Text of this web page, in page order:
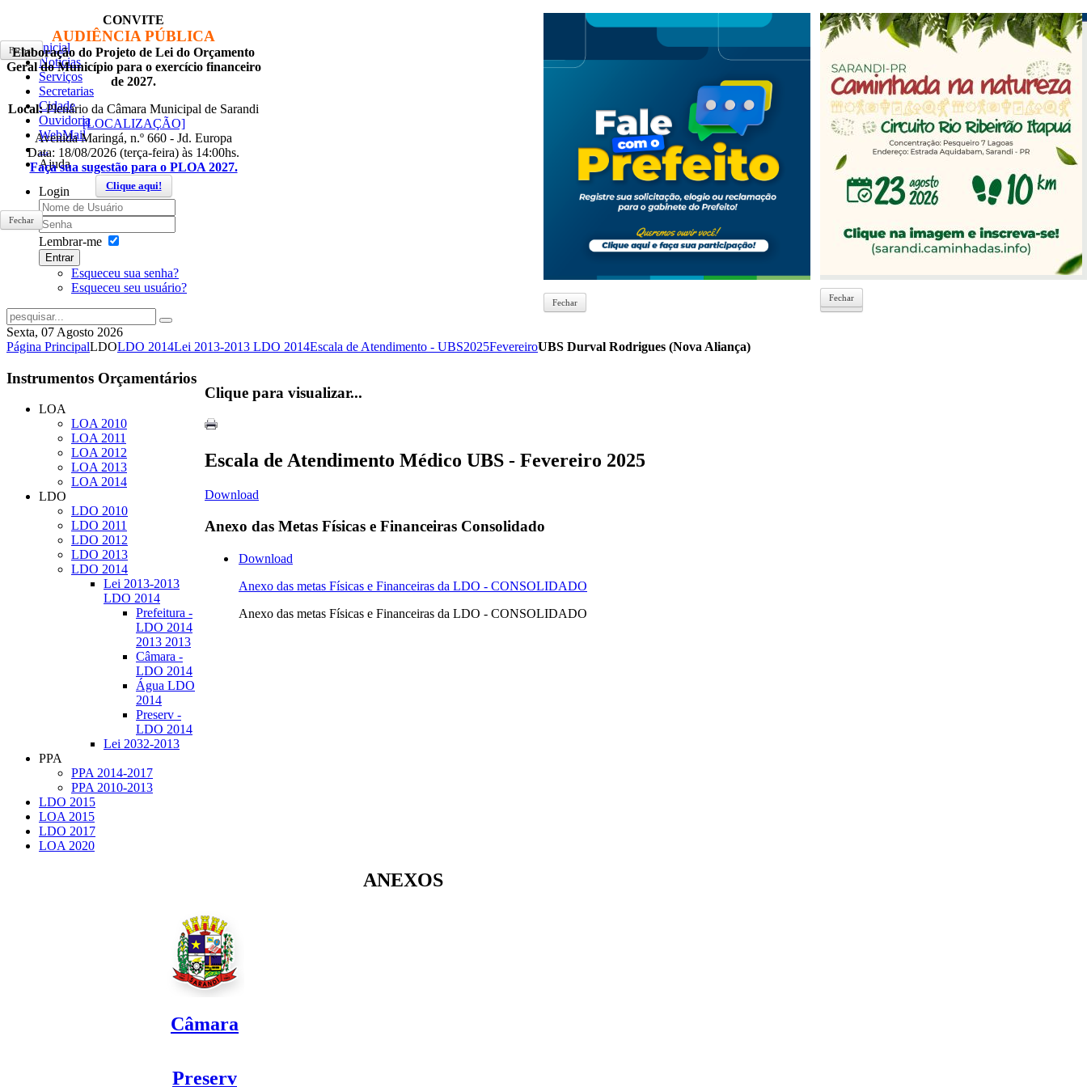
Inicial
Notícias
Serviços
Secretarias
Cidade
Ouvidoria
WebMail
...
Ajuda
Login
Lembrar-me
Entrar
Esqueceu sua senha?
Esqueceu seu usuário?
Sexta, 07 Agosto 2026
Página PrincipalLDOLDO 2014Lei 2013-2013 LDO 2014Escala de Atendimento - UBS2025FevereiroUBS Durval Rodrigues (Nova Aliança)
Clique para visualizar...
Escala de Atendimento Médico UBS - Fevereiro 2025
Download
Anexo das Metas Físicas e Financeiras Consolidado
Download
Anexo das metas Físicas e Financeiras da LDO - CONSOLIDADO
Anexo das metas Físicas e Financeiras da LDO - CONSOLIDADO
Instrumentos Orçamentários
LOA
LOA 2010
LOA 2011
LOA 2012
LOA 2013
LOA 2014
LDO
LDO 2010
LDO 2011
LDO 2012
LDO 2013
LDO 2014
Lei 2013-2013
LDO 2014
Prefeitura -
LDO 2014
2013 2013
Câmara -
LDO 2014
Água LDO
2014
Preserv -
LDO 2014
Lei 2032-2013
PPA
PPA 2014-2017
PPA 2010-2013
LDO 2015
LOA 2015
LDO 2017
LOA 2020
ANEXOS
Câmara
Preserv
Fechar
CONVITE
AUDIÊNCIA PÚBLICA
Elaboração do Projeto de Lei do Orçamento
Geral do Município para o exercício financeiro
de 2027.
Local:Plenário da Câmara Municipal de Sarandi
[LOCALIZAÇÃO]
Avenida Maringá, n.º 660 - Jd. Europa
Data: 18/08/2026 (terça-feira) às 14:00hs.
Faça sua sugestão para o PLOA 2027.
Clique aqui!
Fechar
Fechar
Fechar
Fechar